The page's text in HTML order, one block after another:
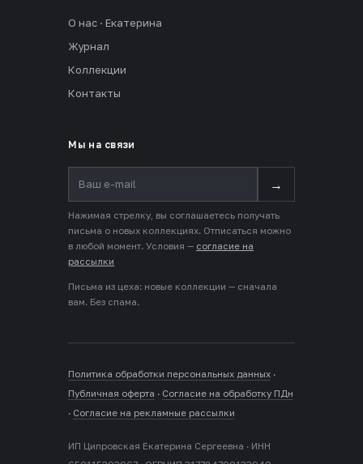
О нас · Екатерина
Журнал
Коллекции
Контакты
Мы на связи
→
Нажимая стрелку, вы соглашаетесь получать
письма о новых коллекциях. Отписаться можно
в любой момент. Условия — согласие на
рассылки
Письма из цеха: новые коллекции — сначала
вам. Без спама.
Политика обработки персональных данных ·
Публичная оферта · Согласие на обработку ПДн
· Согласие на рекламные рассылки
ИП Ципровская Екатерина Сергеевна · ИНН